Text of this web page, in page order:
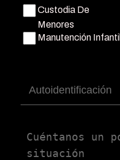
Custodia De
Menores
Manutención Infantil
Autoidentificación
Untitled